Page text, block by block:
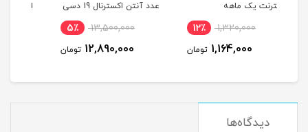
13,500,000
12,890,000 تومان
اینترنت سه ماهه
2,640,000
2,364,000 تومان
دیدگاه‌ها